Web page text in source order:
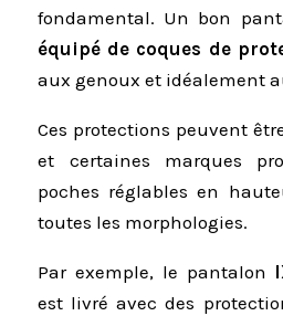
fondamental. Un bon
équipé de coques de
aux genoux et idéalement
Ces protections peuvent
et certaines marques
poches réglables en
toutes les morphologies.
Par exemple, le pantalon
est livré avec des